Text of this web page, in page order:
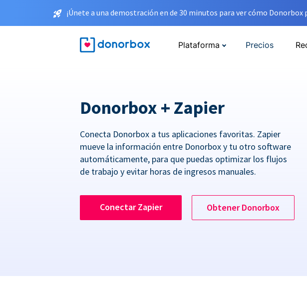
¡Únete a una demostración en de 30 minutos para ver cómo
Plataforma Precios
Donorbox + Zapier
Conecta Donorbox a tus aplicaciones favoritas. Zapier
mueve la información entre Donorbox y tu otro software
automáticamente, para que puedas optimizar los flujos
de trabajo y evitar horas de ingresos manuales.
Conectar Zapier Obtener Donorbox